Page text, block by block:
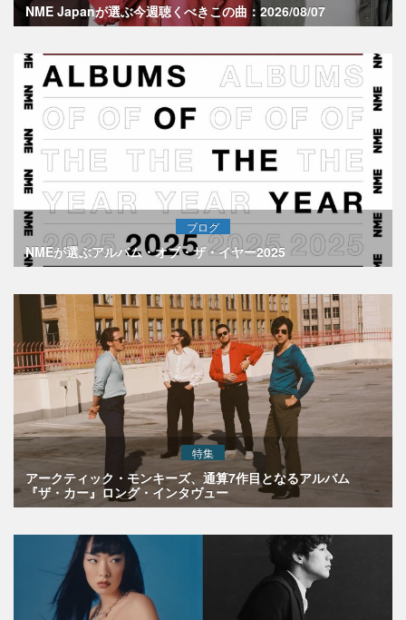
NME Japanが選ぶ今週聴くべきこの曲：2026/08/07
ブログ
NMEが選ぶアルバム・オブ・ザ・イヤー2025
特集
アークティック・モンキーズ、通算7作目となるアルバム
『ザ・カー』ロング・インタヴュー